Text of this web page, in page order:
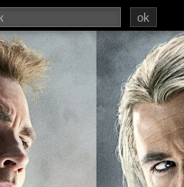
ok